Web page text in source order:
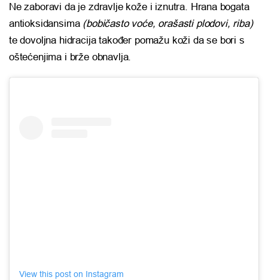
Ne zaboravi da je zdravlje kože i iznutra. Hrana bogata
antioksidansima (bobičasto voće, orašasti plodovi, riba)
te dovoljna hidracija također pomažu koži da se bori s
oštećenjima i brže obnavlja.
View this post on Instagram